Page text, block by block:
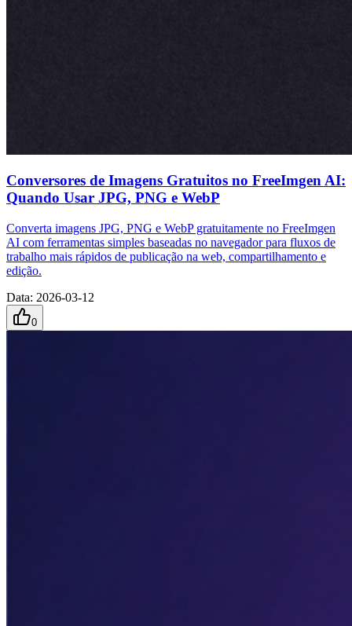
Conversores de Imagens Gratuitos no FreeImgen AI:
Quando Usar JPG, PNG e WebP
Converta imagens JPG, PNG e WebP gratuitamente no FreeImgen
AI com ferramentas simples baseadas no navegador para fluxos de
trabalho mais rápidos de publicação na web, compartilhamento e
edição.
Data: 2026-03-12
0